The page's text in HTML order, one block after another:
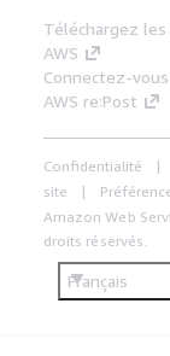
Téléchargez
AWS
Connectez-
AWS re:Post
Confidentialité
site
Amazon Web
droits réservés.
Français